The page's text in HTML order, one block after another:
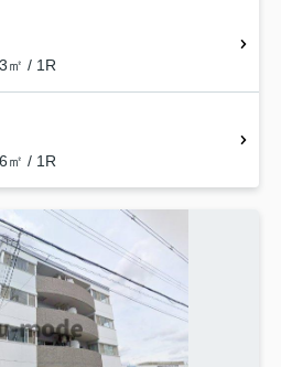
㎡ / 1R
㎡ / 1R